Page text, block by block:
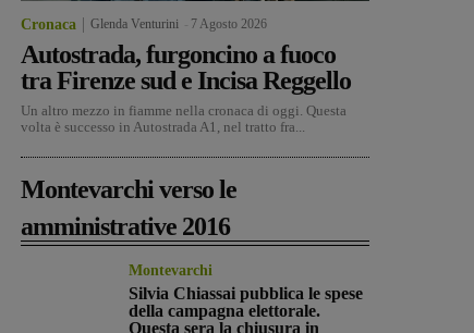
Cronaca Glenda Venturini 7 Agosto 2026
Autostrada, furgoncino a fuoco
tra Firenze sud e Incisa Reggello
Un altro mezzo in fiamme nella cronaca di oggi. Questa
volta è successo in Autostrada A1, nel tratto fra...
Montevarchi verso le
amministrative 2016
Montevarchi
Silvia Chiassai pubblica le spese
della campagna elettorale.
Questa sera la chiusura in